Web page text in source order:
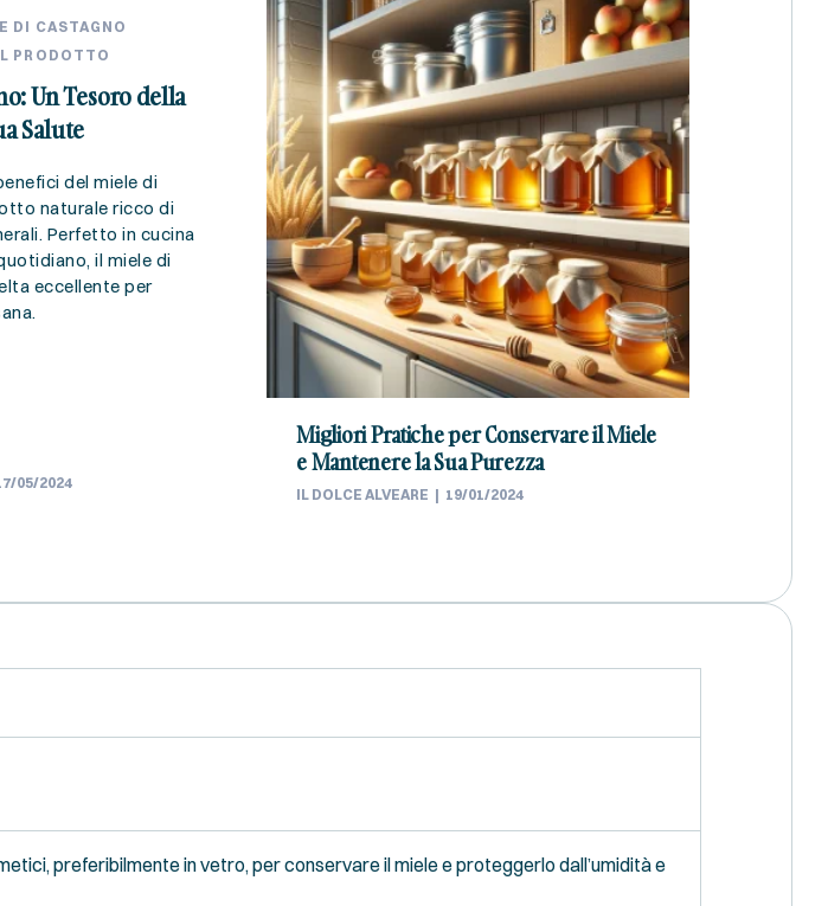
DI CASTAGNO
PRODOTTO
Un Tesoro della
Salute
del miele di
naturale ricco di
Perfetto in cucina
il miele di
eccellente per
05/2024
Migliori Pratiche per Conservare il Miele
e Mantenere la Sua Purezza
IL DOLCE ALVEARE 19/01/2024
preferibilmente in vetro, per conservare il miele e proteggerlo dall’umidità e